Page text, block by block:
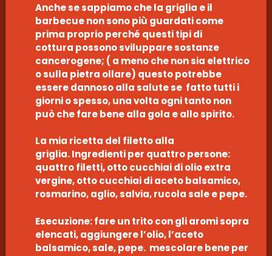
Anche se sappiamo che la griglia e il
barbecue non sono più guardati come
prima proprio perché questi tipi di
cottura possono sviluppare sostanze
cancerogene; ( a meno che non sia elettrico
o sulla pietra ollare) questo potrebbe
essere dannoso alla salute se fatto tutti i
giorni o spesso, una volta ogni tanto non
può che fare bene alla gola e allo spirito.
La mia ricetta del filetto alla
griglia. Ingredienti per quattro persone:
quattro filetti, otto cucchiai di olio extra
vergine, otto cucchiai di aceto balsamico,
rosmarino, aglio, salvia, rucola sale e pepe.
Esecuzione: fare un trito con gli aromi sopra
elencati, aggiungere l’olio, l’aceto
balsamico, sale, pepe. mescolare bene per